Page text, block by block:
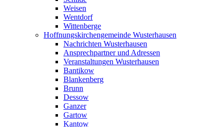
Weisen
Wentdorf
Wittenberge
Hoffnungskirchengemeinde Wusterhausen
Nachrichten Wusterhausen
Ansprechpartner und Adressen
Veranstaltungen Wusterhausen
Bantikow
Blankenberg
Brunn
Dessow
Ganzer
Gartow
Kantow